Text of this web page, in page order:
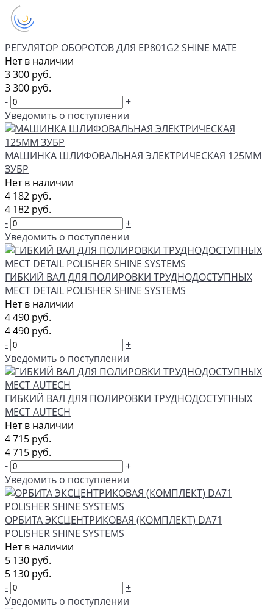
РЕГУЛЯТОР ОБОРОТОВ ДЛЯ EP801G2 SHINE MATE
Нет в наличии
3 300 руб.
3 300 руб.
-
+
Уведомить о поступлении
МАШИНКА ШЛИФОВАЛЬНАЯ ЭЛЕКТРИЧЕСКАЯ 125MM
ЗУБР
Нет в наличии
4 182 руб.
4 182 руб.
-
+
Уведомить о поступлении
ГИБКИЙ ВАЛ ДЛЯ ПОЛИРОВКИ ТРУДНОДОСТУПНЫХ
МЕСТ DETAIL POLISHER SHINE SYSTEMS
Нет в наличии
4 490 руб.
4 490 руб.
-
+
Уведомить о поступлении
ГИБКИЙ ВАЛ ДЛЯ ПОЛИРОВКИ ТРУДНОДОСТУПНЫХ
МЕСТ AUTECH
Нет в наличии
4 715 руб.
4 715 руб.
-
+
Уведомить о поступлении
ОРБИТА ЭКСЦЕНТРИКОВАЯ (КОМПЛЕКТ) DA71
POLISHER SHINE SYSTEMS
Нет в наличии
5 130 руб.
5 130 руб.
-
+
Уведомить о поступлении